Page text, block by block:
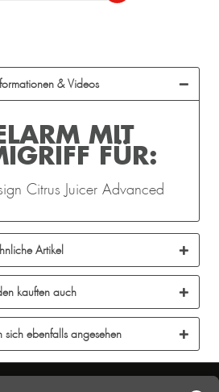
& Videos
MIT
FÜR:
Citrus Juicer Advanced
Artikel
kauften auch
sich ebenfalls angesehen